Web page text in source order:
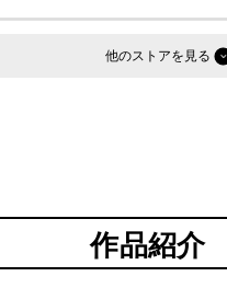
他のストア
作品紹介